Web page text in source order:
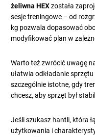
żeliwna HEXzostała
sesje treningowe – od
kg pozwala dopasować
modyfikować plan w
Warto też zwrócić uwagę
ułatwia odkładanie
szczególnie istotne, gdy
chcesz, aby sprzęt był
Jeśli szukasz hantli, która
użytkowania i